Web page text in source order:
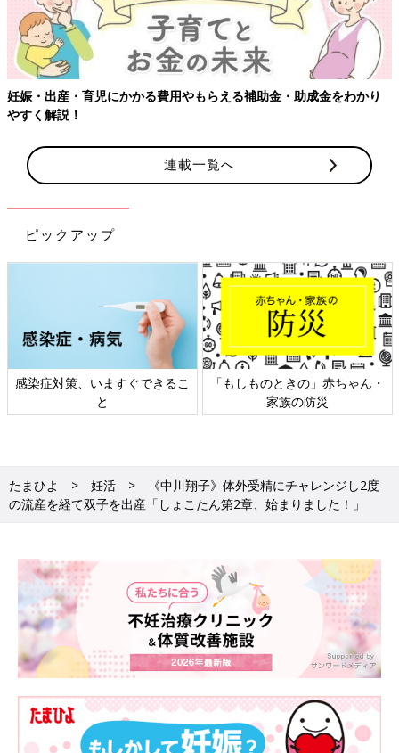
妊娠・出産・育児にかかる費用やもらえる補助金・助成金をわかり
やすく解説！
連載一覧へ
ピックアップ
感染症対策、いますぐできるこ
と
「もしものときの」赤ちゃん・
家族の防災
たまひよ 妊活
《中川翔子》体外受精にチャレンジし2度
の流産を経て双子を出産「しょこたん第2章、始まりました！」